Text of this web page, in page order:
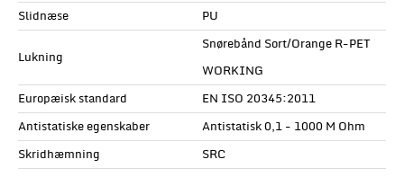
Slidnæse
PU
Lukning
Snørebånd Sort/Orange R-PET
WORKING
Europæisk standard
EN ISO 20345:2011
Antistatiske egenskaber
Antistatisk 0,1 - 1000 M Ohm
Skridhæmning
SRC